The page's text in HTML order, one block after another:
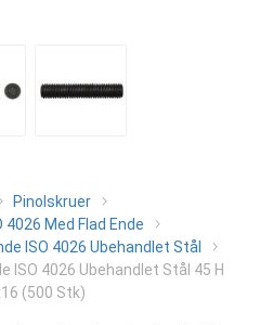
Pinolskruer
4026 Med Flad Ende
ISO 4026 Ubehandlet Stål
ISO 4026 Ubehandlet Stål 45 H
(500 Stk)